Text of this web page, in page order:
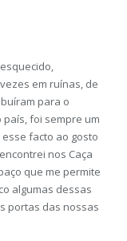
em ruínas, de
para o
foi sempre um
facto ao gosto
nos Caça
que me permite
algumas dessas
portas das nossas